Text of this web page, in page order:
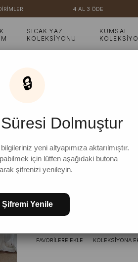
4 AL 3 ÖDE
SICAK YAZ
KOLEKSİYONU
KUMSAL
Vizon Müslin Biyeli
FAVORILERE EKLE KOLEKSIYONA
🔒
Dolmuştur
yeni altyapımıza aktarılmıştır.
için lütfen aşağıdaki butona
şifrenizi yenileyin.
Şifremi Yenile